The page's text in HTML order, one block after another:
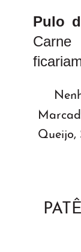
Pulo
Carne
Queijo,